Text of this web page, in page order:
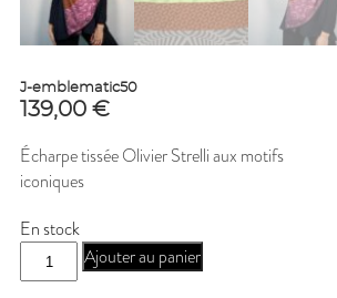
J-emblematic50
139,00 €
Écharpe tissée Olivier Strelli aux motifs
iconiques
En stock
quantité
de
Ajouter au panier